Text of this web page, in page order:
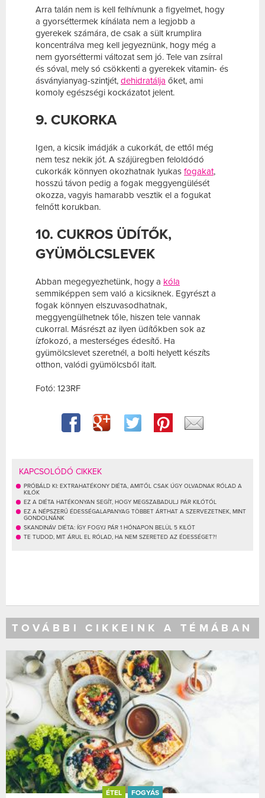
Arra talán nem is kell felhívnunk a figyelmet, hogy
a gyorséttermek kínálata nem a legjobb a
gyerekek számára, de csak a sült krumplira
koncentrálva meg kell jegyeznünk, hogy még a
nem gyorséttermi változat sem jó. Tele van zsírral
és sóval, mely só csökkenti a gyerekek vitamin- és
ásványianyag-szintjét, dehidratálja őket, ami
komoly egészségi kockázatot jelent.
9. CUKORKA
Igen, a kicsik imádják a cukorkát, de ettől még
nem tesz nekik jót. A szájüregben feloldódó
cukorkák könnyen okozhatnak lyukas fogakat,
hosszú távon pedig a fogak meggyengülését
okozza, vagyis hamarabb vesztik el a fogukat
felnőtt korukban.
10. CUKROS ÜDÍTŐK,
GYÜMÖLCSLEVEK
Abban megegyezhetünk, hogy a kóla
semmiképpen sem való a kicsiknek. Egyrészt a
fogak könnyen elszuvasodhatnak,
meggyengülhetnek tőle, hiszen tele vannak
cukorral. Másrészt az ilyen üdítőkben sok az
ízfokozó, a mesterséges édesítő. Ha
gyümölcslevet szeretnél, a bolti helyett készíts
otthon, valódi gyümölcsből italt.
Fotó: 123RF
KAPCSOLÓDÓ CIKKEK
PRÓBÁLD KI: EXTRAHATÉKONY DIÉTA, AMITŐL CSAK ÚGY OLVADNAK RÓLAD A
KILÓK
EZ A DIÉTA HATÉKONYAN SEGÍT, HOGY MEGSZABADULJ PÁR KILÓTÓL
EZ A NÉPSZERŰ ÉDESSÉGALAPANYAG TÖBBET ÁRTHAT A SZERVEZETNEK, MINT
GONDOLNÁNK
SKANDINÁV DIÉTA: ÍGY FOGYJ PÁR 1 HÓNAPON BELÜL 5 KILÓT
TE TUDOD, MIT ÁRUL EL RÓLAD, HA NEM SZERETED AZ ÉDESSÉGET?!
TOVÁBBI CIKKEINK A TÉMÁBAN
ÉTEL FOGYÁS